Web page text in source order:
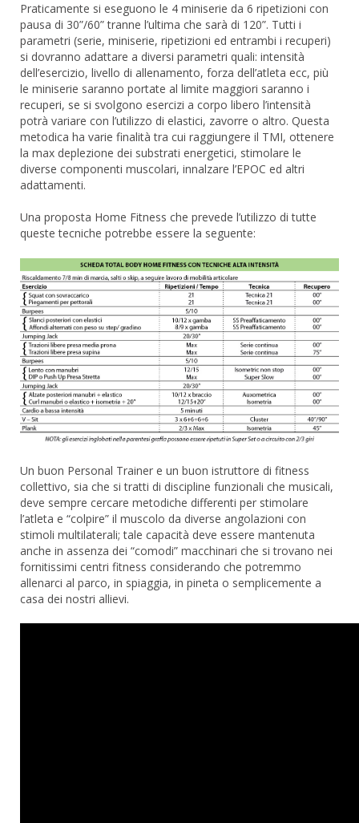
Praticamente si eseguono le 4 miniserie da 6 ripetizioni con
pausa di 30”/60” tranne l’ultima che sarà di 120”. Tutti i
parametri (serie, miniserie, ripetizioni ed entrambi i recuperi)
si dovranno adattare a diversi parametri quali: intensità
dell’esercizio, livello di allenamento, forza dell’atleta ecc, più
le miniserie saranno portate al limite maggiori saranno i
recuperi, se si svolgono esercizi a corpo libero l’intensità
potrà variare con l’utilizzo di elastici, zavorre o altro. Questa
metodica ha varie finalità tra cui raggiungere il TMI, ottenere
la max deplezione dei substrati energetici, stimolare le
diverse componenti muscolari, innalzare l’EPOC ed altri
adattamenti.
Una proposta Home Fitness che prevede l’utilizzo di tutte
queste tecniche potrebbe essere la seguente:
Un buon Personal Trainer e un buon istruttore di fitness
collettivo, sia che si tratti di discipline funzionali che musicali,
deve sempre cercare metodiche differenti per stimolare
l’atleta e “colpire” il muscolo da diverse angolazioni con
stimoli multilaterali; tale capacità deve essere mantenuta
anche in assenza dei “comodi” macchinari che si trovano nei
fornitissimi centri fitness considerando che potremmo
allenarci al parco, in spiaggia, in pineta o semplicemente a
casa dei nostri allievi.